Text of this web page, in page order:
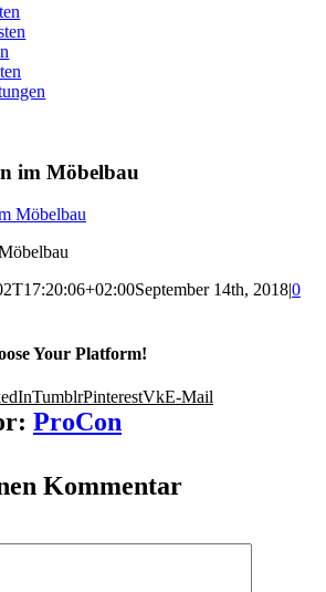
im Möbelbau
September 14th, 2018|0
Your Platform!
TumblrPinterestVkE-Mail
ProCon
Kommentar